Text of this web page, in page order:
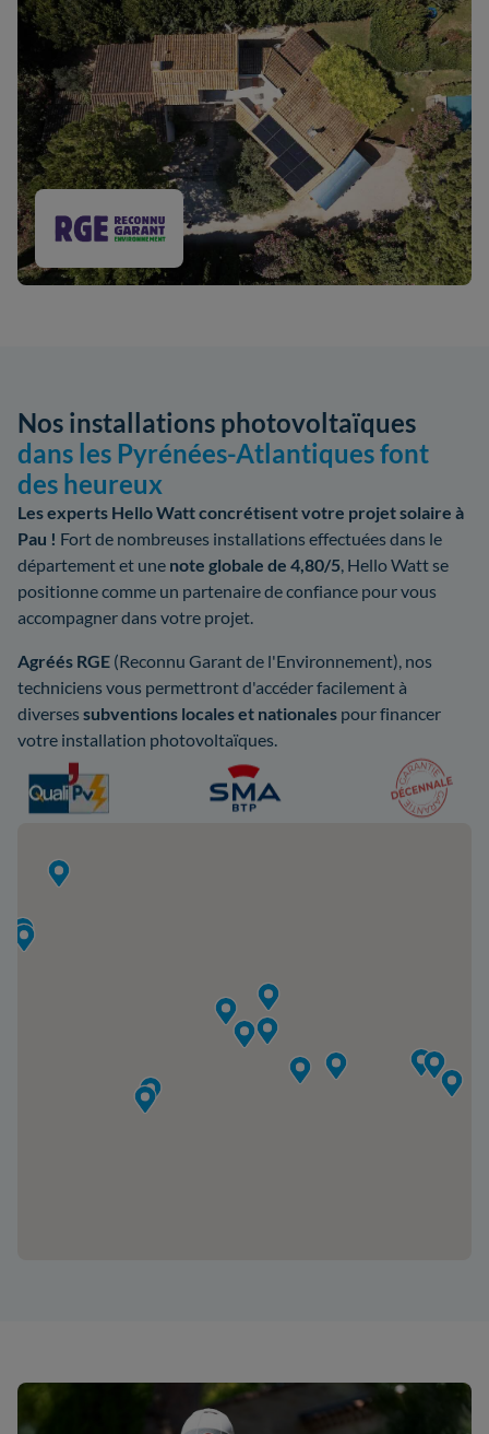
Nos installations photovoltaïques
dans les Pyrénées-Atlantiques font
des heureux
Les experts Hello Watt concrétisent votre projet solaire à
Pau ! Fort de nombreuses installations effectuées dans le
département et une note globale de 4,80/5 , Hello Watt se
positionne comme un partenaire de confiance pour vous
accompagner dans votre projet.
Agréés RGE (Reconnu Garant de l'Environnement), nos
techniciens vous permettront d'accéder facilement à
diverses subventions locales et nationales pour financer
votre installation photovoltaïques.